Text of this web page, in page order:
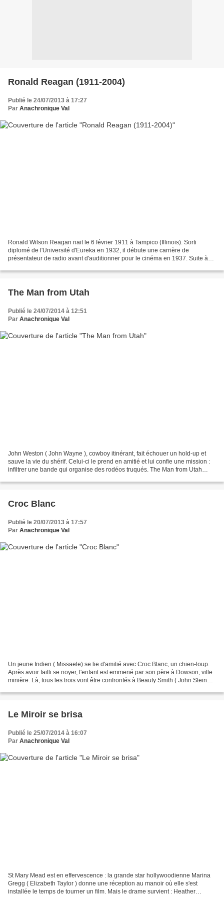
Ronald Reagan (1911-2004)
Publié le 24/07/2013 à 17:27
Par Anachronique Val
Ronald Wilson Reagan nait le 6 février 1911 à Tampico (Illinois). Sorti
diplomé de l'Université d'Eureka en 1932, il débute une carrière de
présentateur de radio avant d'auditionner pour le cinéma en 1937. Suite à
The Man from Utah
Publié le 24/07/2014 à 12:51
Par Anachronique Val
John Weston ( John Wayne ), cowboy itinérant, fait échouer un hold-up et
sauve la vie du shérif. Celui-ci le prend en amitié et lui confie une mission :
infiltrer une bande qui organise des rodéos truqués. The Man from Utah
Croc Blanc
Publié le 20/07/2013 à 17:57
Par Anachronique Val
Un jeune Indien ( Missaele) se lie d'amitié avec Croc Blanc, un chien-loup.
Après avoir failli se noyer, l'enfant est emmené par son père à Dowson, ville
minière. Là, tous les trois vont être confrontés à Beauty Smith ( John Steiner
Le Miroir se brisa
Publié le 25/07/2014 à 16:07
Par Anachronique Val
St Mary Mead est en effervescence : la grande star hollywoodienne Marina
Gregg ( Elizabeth Taylor ) donne une réception au manoir où elle s'est
installée le temps de tourner un film. Mais le drame survient : Heather